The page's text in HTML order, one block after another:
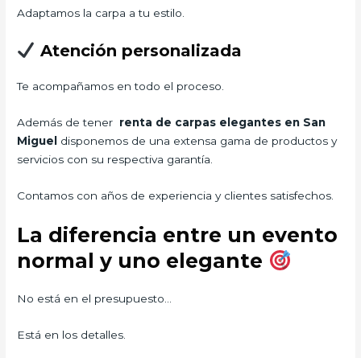
Adaptamos la carpa a tu estilo.
Atención personalizada
Te acompañamos en todo el proceso.
Además de tener renta de carpas elegantes en San
Miguel
disponemos de una extensa gama de productos y
servicios con su respectiva garantía.
Contamos con años de experiencia y clientes satisfechos.
La diferencia entre un evento
normal y uno elegante
No está en el presupuesto…
Está en los detalles.